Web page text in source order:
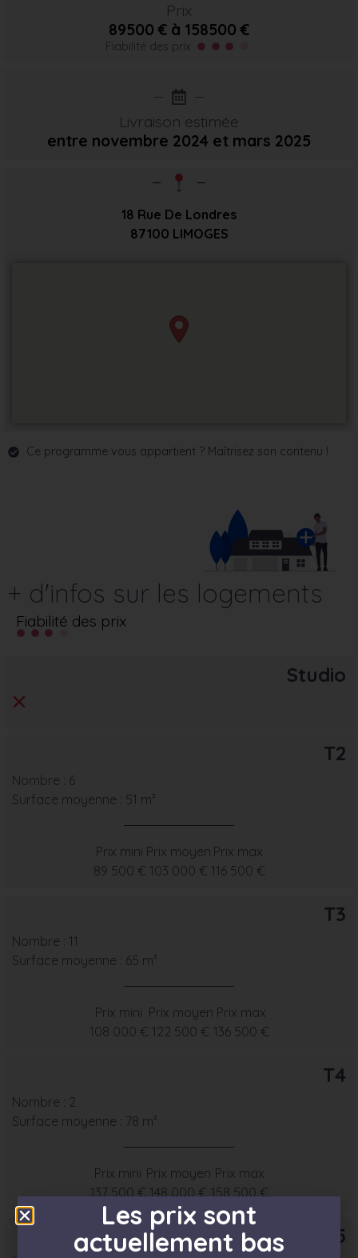
Prix
89500 € à 158500 €
Fiabilité des prix
Livraison estimée
entre novembre 2024 et mars 2025
18 Rue De Londres
87100 LIMOGES
Ce programme vous appartient ? Maîtrisez son contenu !
+ d'infos sur les logements
Fiabilité des prix
Studio
T2
Nombre : 6
Surface moyenne : 51 m²
Prix mini
89 500 €
Prix moyen
103 000 €
Prix max
116 500 €
T3
Nombre : 11
Surface moyenne : 65 m²
Prix mini
108 000 €
Prix moyen
122 500 €
Prix max
136 500 €
T4
Nombre : 2
Surface moyenne : 78 m²
Prix mini
137 500 €
Prix moyen
148 000 €
Prix max
158 500 €
T5
Les prix sont
actuellement bas